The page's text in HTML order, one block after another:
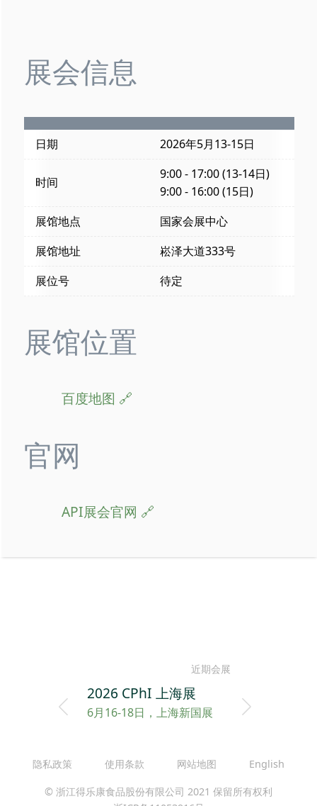
展会信息
日期 2026年5月13-15日
时间
9:00 - 17:00 (13-14日)
9:00 - 16:00 (15日)
展馆地点
国家会展中心
展馆地址
崧泽大道333号
展位号
待定
展馆位置
百度地图
官网
API展会官网
隐私政策 使用条款 网站地图 English
© 浙江得乐康食品股份有限公司 2021 保留所有权利
近期会展
2026 CPhI 上海展
6月16-18日，上海新国展